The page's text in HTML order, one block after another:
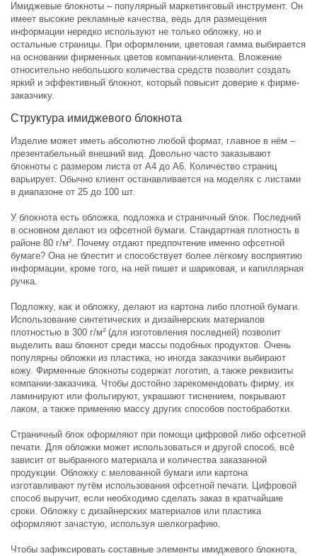
Имиджевые блокноты – популярный маркетинговый инструмент. Он
имеет высокие рекламные качества, ведь для размещения
информации нередко используют не только обложку, но и
остальные страницы. При оформлении, цветовая гамма выбирается
на основании фирменных цветов компании-клиента. Вложение
относительно небольшого количества средств позволит создать
яркий и эффективный блокнот, который повысит доверие к фирме-
заказчику.
Структура имиджевого блокнота
Изделие может иметь абсолютно любой формат, главное в нём –
презентабельный внешний вид. Довольно часто заказывают
блокноты с размером листа от А4 до А6. Количество страниц
варьирует. Обычно клиент останавливается на моделях с листами
в диапазоне от 25 до 100 шт.
У блокнота есть обложка, подложка и страничный блок. Последний
в основном делают из офсетной бумаги. Стандартная плотность в
районе 80 г/м². Почему отдают предпочтение именно офсетной
бумаге? Она не блестит и способствует более лёгкому восприятию
информации, кроме того, на ней пишет и шариковая, и капиллярная
ручка.
Подложку, как и обложку, делают из картона либо плотной бумаги.
Использование синтетических и дизайнерских материалов
плотностью в 300 г/м² (для изготовления последней) позволит
выделить ваш блокнот среди массы подобных продуктов. Очень
популярны обложки из пластика, но иногда заказчики выбирают
кожу. Фирменные блокноты содержат логотип, а также реквизиты
компании-заказчика. Чтобы достойно зарекомендовать фирму, их
ламинируют или фольгируют, украшают тиснением, покрывают
лаком, а также применяю массу других способов постобработки.
Страничный блок оформляют при помощи цифровой либо офсетной
печати. Для обложки может использоваться и другой способ, всё
зависит от выбранного материала и количества заказанной
продукции. Обложку с мелованной бумаги или картона
изготавливают путём использования офсетной печати. Цифровой
способ выручит, если необходимо сделать заказ в кратчайшие
сроки. Обложку с дизайнерских материалов или пластика
оформляют зачастую, используя шелкографию.
Чтобы зафиксировать составные элементы имиджевого блокнота,